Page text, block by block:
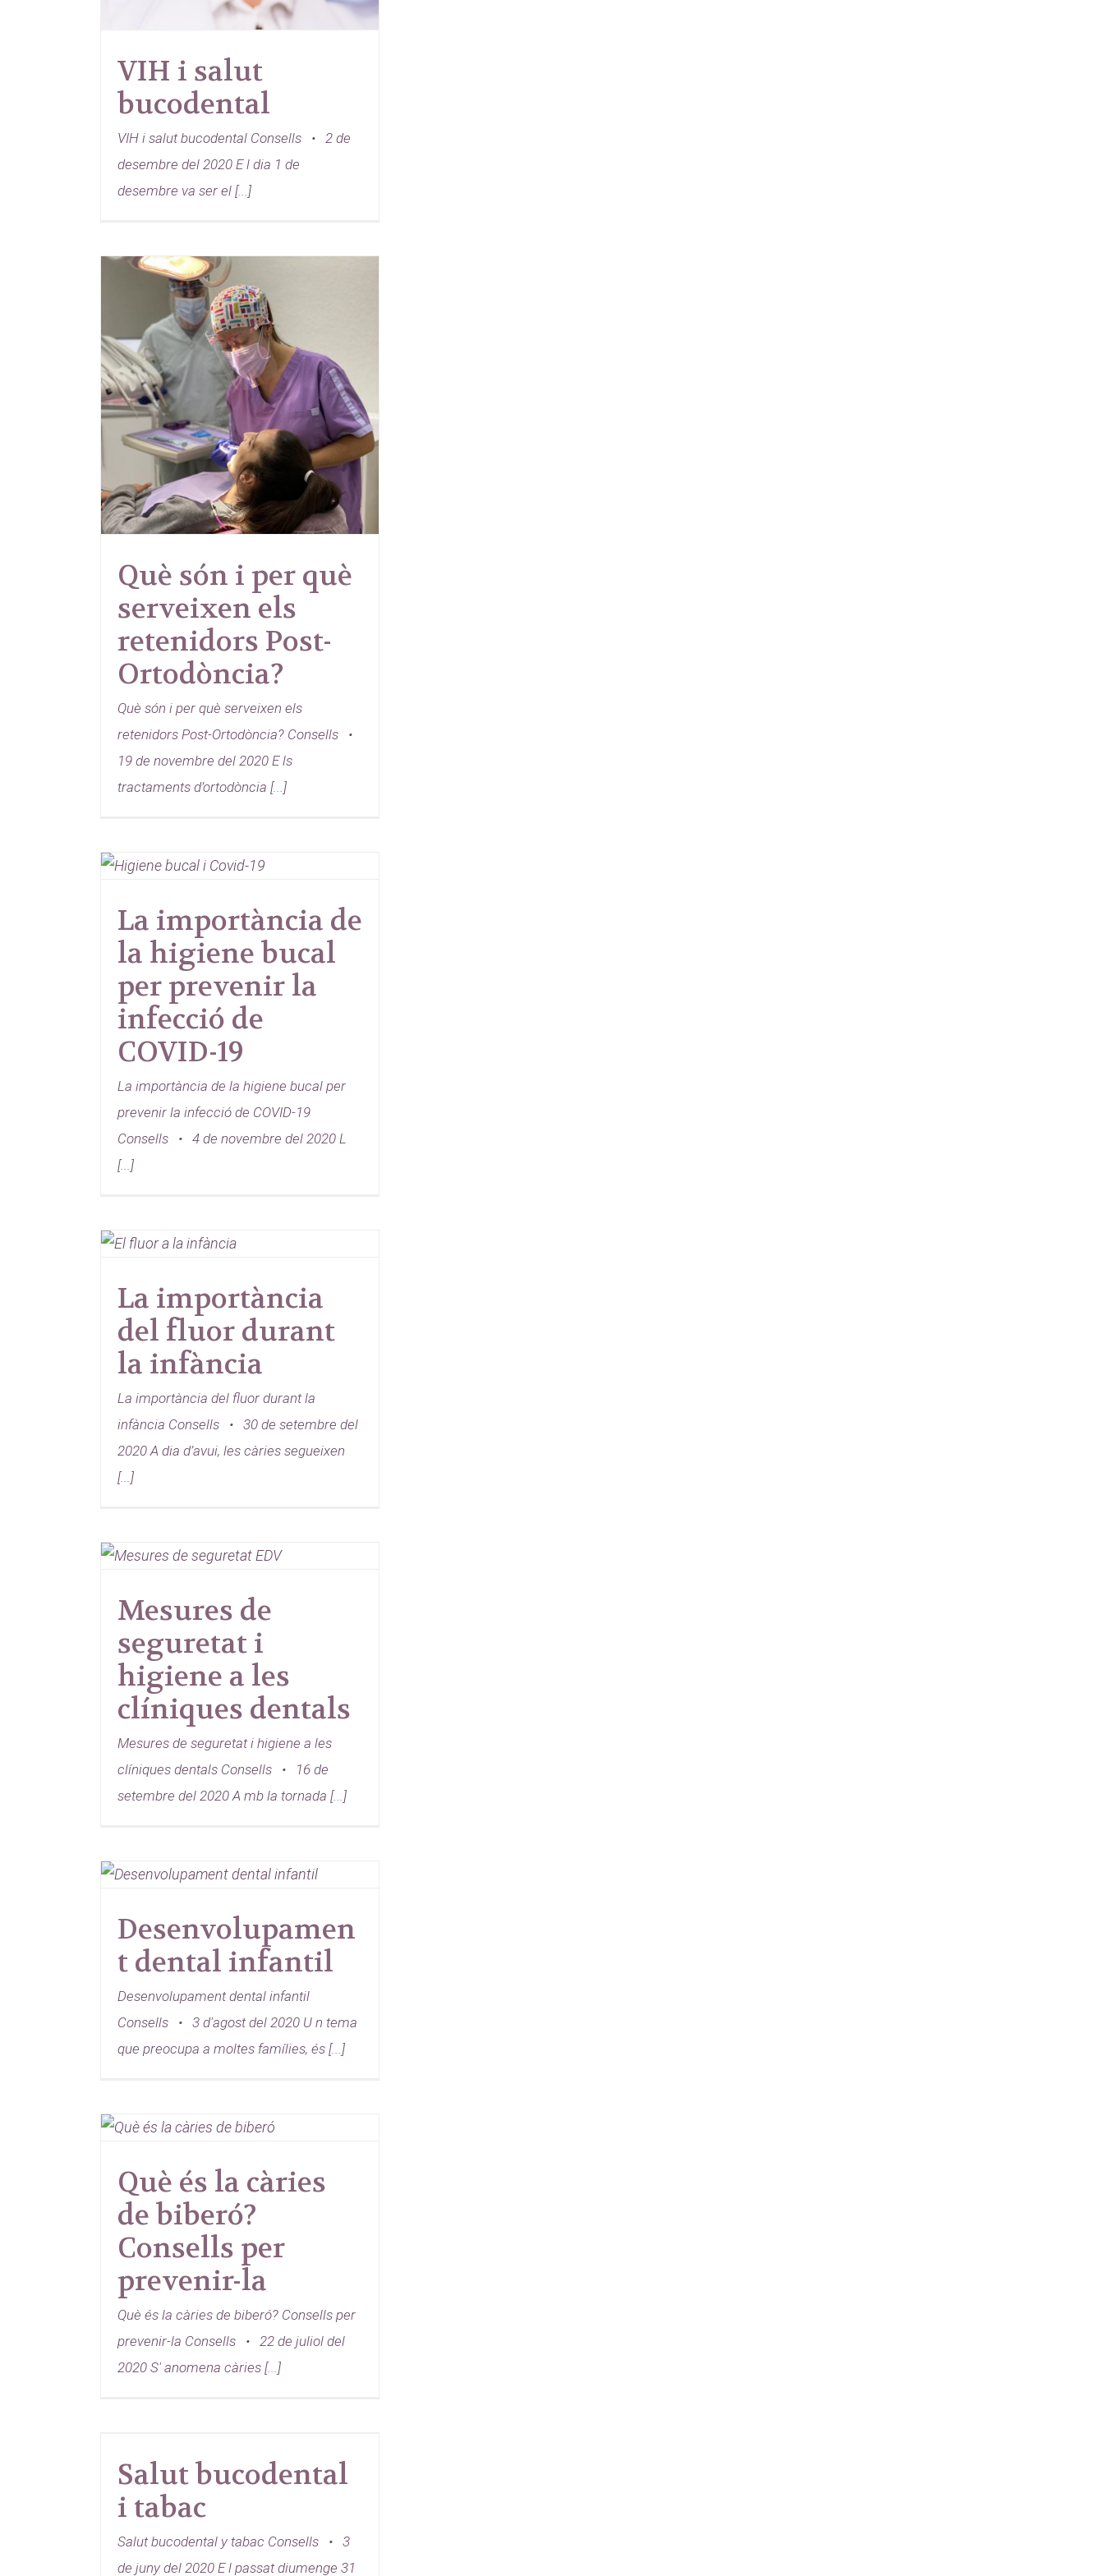
VIH i salut
bucodental
VIH i salut bucodental Consells • 2 de
desembre del 2020 E l dia 1 de
desembre va ser el [...]
Què són i per què
serveixen els
retenidors Post-
Ortodòncia?
Què són i per què serveixen els
retenidors Post-Ortodòncia? Consells •
19 de novembre del 2020 E ls
tractaments d’ortodòncia [...]
La importància de
la higiene bucal
per prevenir la
infecció de
COVID-19
La importància de la higiene bucal per
prevenir la infecció de COVID-19
Consells • 4 de novembre del 2020 L
[...]
La importància
del fluor durant
la infància
La importància del fluor durant la
infància Consells • 30 de setembre del
2020 A dia d’avui, les càries segueixen
[...]
Mesures de
seguretat i
higiene a les
clíniques dentals
Mesures de seguretat i higiene a les
clíniques dentals Consells • 16 de
setembre del 2020 A mb la tornada [...]
Desenvolupamen
t dental infantil
Desenvolupament dental infantil
Consells • 3 d'agost del 2020 U n tema
que preocupa a moltes famílies, és [...]
Què és la càries
de biberó?
Consells per
prevenir-la
Què és la càries de biberó? Consells per
prevenir-la Consells • 22 de juliol del
2020 S' anomena càries [...]
Salut bucodental
i tabac
Salut bucodental y tabac Consells • 3
de juny del 2020 E l passat diumenge 31